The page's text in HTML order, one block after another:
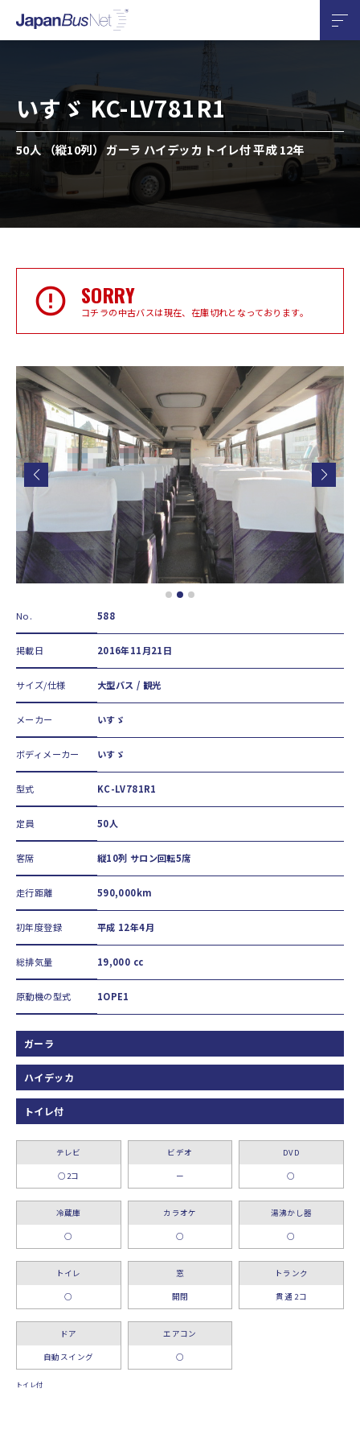
いすゞ KC-LV781R1
50人 （縦10列） ガーラ ハイデッカ トイレ付 平成 12年
SORRY
コチラの中古バスは現在、在庫切れとなっております。
No. 588
掲載日 2016年11月21日
サイズ/仕様 大型バス / 観光
メーカー いすゞ
ボディメーカー いすゞ
型式 KC-LV781R1
定員 50人
客席 縦10列 サロン回転5席
走行距離 590,000km
初年度登録 平成 12年4月
総排気量 19,000 cc
原動機の型式 1OPE1
ガーラ
ハイデッカ
トイレ付
テレビ
○2コ
ビデオ
ー
DVD
○
冷蔵庫
○
カラオケ
○
湯沸かし器
○
トイレ
○
窓
開閉
トランク
貫通 2コ
ドア
自動スイング
エアコン
○
トイレ付